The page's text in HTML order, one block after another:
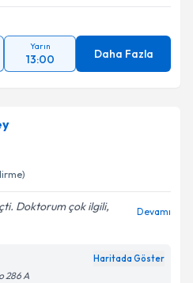
Yarın
13:00 Daha Fazla
Doktorum çok ilgili,
Devamı
Haritada Göster
286 A